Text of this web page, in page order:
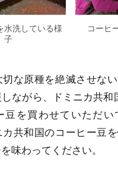
水洗している様
子
コーヒ
な原種を絶滅させない
ながら、ドミニカ共和
豆を買わせていただい
カ共和国のコーヒー豆
味わってください。